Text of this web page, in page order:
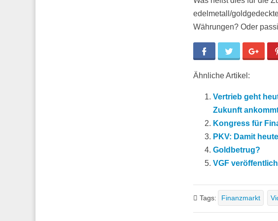
edelmetall/
Währungen? Oder
Facebook Twitter
Ähnliche Artikel:
Vertrieb geht
Zukunft
Kongress für
PKV: Damit
Goldbetrug?
VGF
Tags: Finanzmarkt